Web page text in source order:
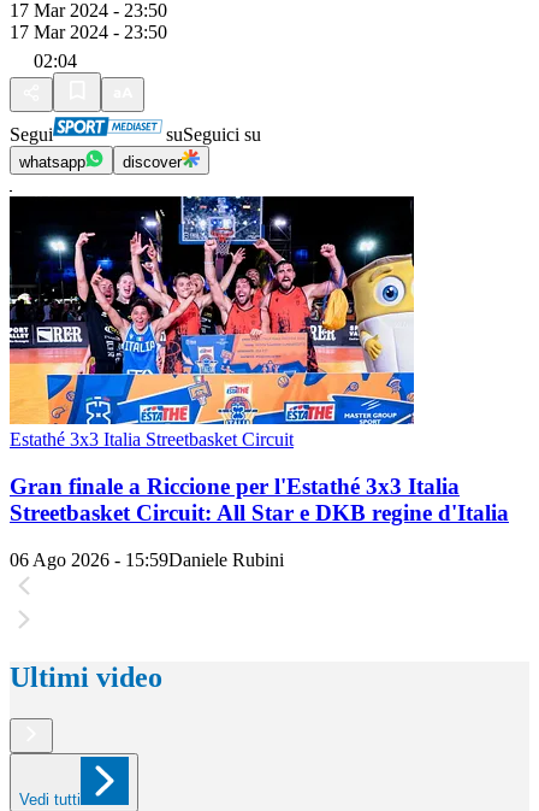
17 Mar 2024 - 23:50
17 Mar 2024 - 23:50
02:04
Segui suSeguici su
whatsapp discover
Estathé 3x3 Italia Streetbasket Circuit
Gran finale a Riccione per l'Estathé 3x3 Italia
Streetbasket Circuit: All Star e DKB regine d'Italia
06 Ago 2026 - 15:59Daniele Rubini
Ultimi video
Vedi tutti